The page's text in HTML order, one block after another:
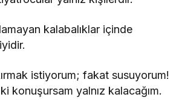
kalabalıklar içinde
istiyorum; fakat susuyorum!
konuşursam yalnız kalacağım.